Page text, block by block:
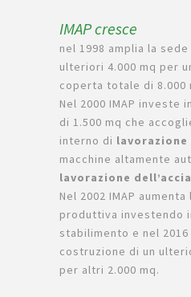
IMAP cresce
nel 1998 amplia la
ulteriori 4.000 mq per
coperta totale di 8.000
Nel 2000 IMAP investe
di 1.500 mq che
interno di lavorazione
macchine altamente
lavorazione
Nel 2002 IMAP
produttiva investendo
stabilimento e nel
costruzione di un
per altri 2.000 mq.